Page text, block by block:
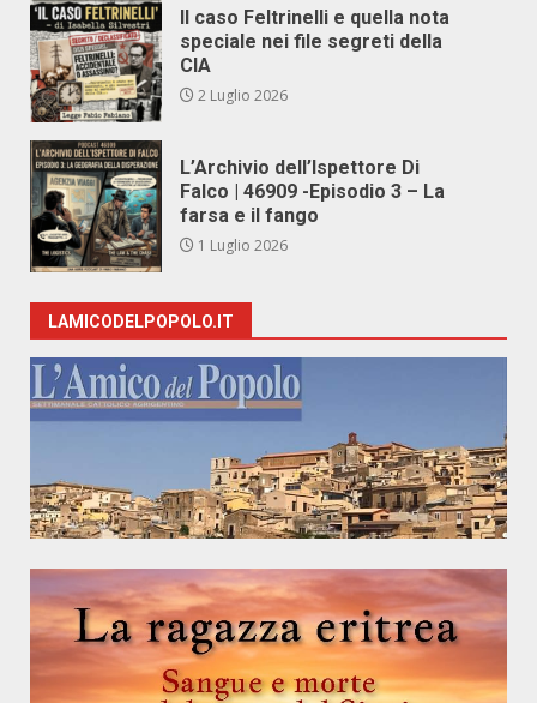
Il caso Feltrinelli e quella nota
speciale nei file segreti della
CIA
2 Luglio 2026
L’Archivio dell’Ispettore Di
Falco | 46909 -Episodio 3 – La
farsa e il fango
1 Luglio 2026
LAMICODELPOPOLO.IT